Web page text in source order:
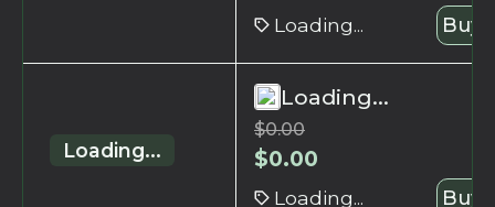
Loading... Buy
Loading...
Loading...
$0.00
$0.00
Loading... Buy